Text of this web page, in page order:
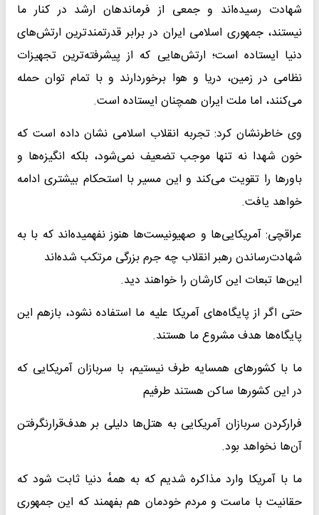
شهادت رسیده‌اند و جمعی از فرماندهان ارشد در کنار ما
نیستند، جمهوری اسلامی ایران در برابر قدرتمندترین ارتش‌های
دنیا ایستاده است؛ ارتش‌هایی که از پیشرفته‌ترین تجهیزات
نظامی در زمین، دریا و هوا برخوردارند و با تمام توان حمله
می‌کنند، اما ملت ایران همچنان ایستاده است.
وی خاطرنشان کرد: تجربه انقلاب اسلامی نشان داده است که
خون شهدا نه تنها موجب تضعیف نمی‌شود، بلکه انگیزه‌ها و
باورها را تقویت می‌کند و این مسیر با استحکام بیشتری ادامه
خواهد یافت.
عراقچی: آمریکایی‌ها و صهیونیست‌ها هنوز نفهمیده‌اند که با به
شهادت‌رساندن رهبر انقلاب چه جرم بزرگی مرتکب شده‌اند
این‌ها تبعات این کارشان را خواهند دید.
حتی اگر از پایگاه‌های آمریکا علیه ما استفاده نشود، بازهم این
پایگاه‌ها هدف مشروع ما هستند.
ما با کشورهای همسایه طرف نیستیم، با سربازان آمریکایی که
در این کشورها ساکن هستند طرفیم
فرارکردن سربازان آمریکایی به هتل‌ها دلیلی بر هدف‌قرارنگرفتن
آن‌ها نخواهد بود.
ما با آمریکا وارد مذاکره شدیم که به همهٔ دنیا ثابت شود که
حقانیت با ماست و مردم خودمان هم بفهمند که این جمهوری